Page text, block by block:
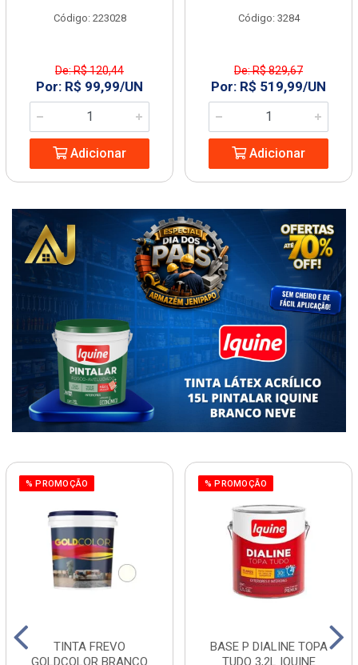
Código: 223028
De: R$ 120,44
Por: R$ 99,99/UN
Adicionar
Código: 3284
De: R$ 829,67
Por: R$ 519,99/UN
Adicionar
% PROMOÇÃO
TINTA FREVO
GOLDCOLOR BRANCO
% PROMOÇÃO
BASE P DIALINE TOPA
TUDO 3,2L IQUINE